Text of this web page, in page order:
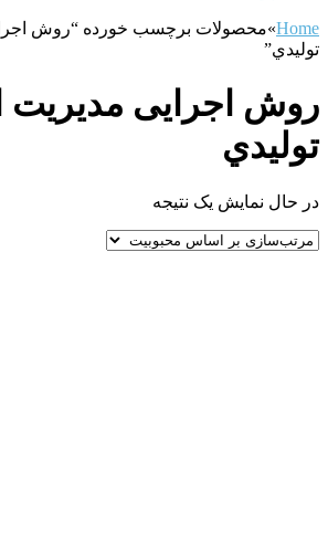
Home
»محصولات برچسب خورده “روش
توليدي”
روش اجرایی مديريت
توليدي
در حال نمایش یک نتیجه